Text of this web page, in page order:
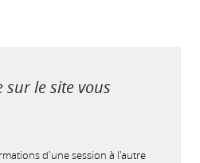
sur le site vous
d'une session à l'autre